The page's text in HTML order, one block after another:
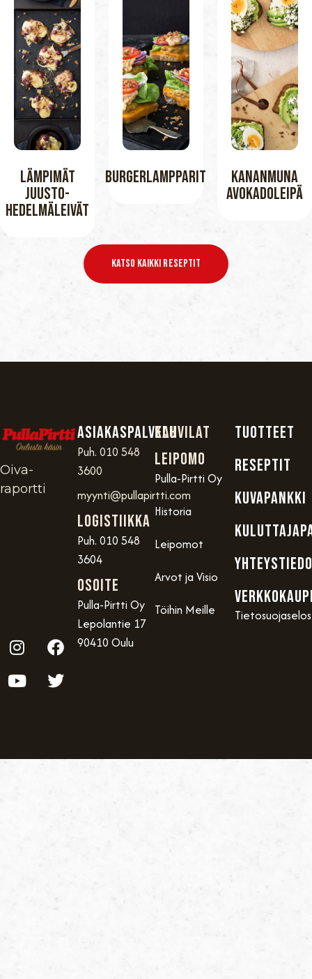
Lämpimät
Juusto-
Hedelmäleivät
Burgerlampparit
Kananmuna
Avokadoleipä
Katso Kaikki Reseptit
Oiva-
raportti
Asiakaspalvelu
Puh. 010 548
3600
myynti@pullapirtti.com
Logistiikka
Puh. 010 548
3604
OSOITE
Pulla-Pirtti Oy
Lepolantie 17
90410 Oulu
Kahvilat
Leipomo
Pulla-Pirtti Oy
Historia
Leipomot
Arvot ja Visio
Töihin Meille
TUOTTEET
RESEPTIT
KUVAPANKKI